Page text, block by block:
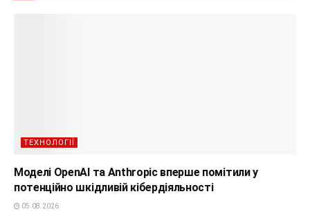
ТЕХНОЛОГІЇ
Моделі OpenAI та Anthropic вперше помітили у
потенційно шкідливій кібердіяльності
05.08.2026